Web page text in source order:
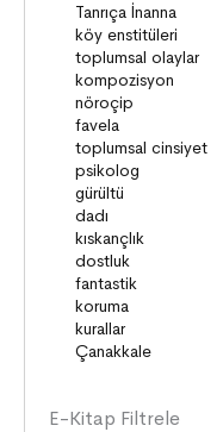
VATANDAŞLIK
MİLLİ KÜLTÜR
DUYGULAR
HAYAL GÜCÜ
MİLLİ KÜLTÜRÜMÜZ
DAVRANIŞLAR
SAĞLIK ve SPOR
YETENEKLER
BİREY ve TOPLUM
ANLAM ARAYIŞI
PSİKOLOJİ
E-Kitap Filtrele